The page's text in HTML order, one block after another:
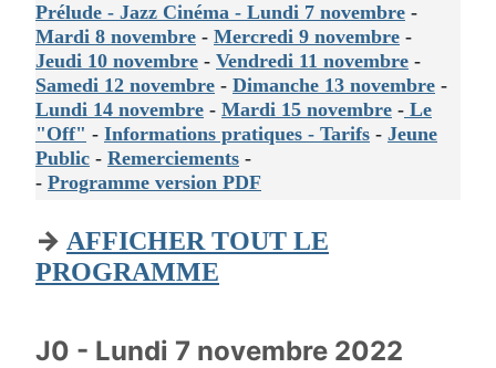
Prélude - Jazz Cinéma - Lundi 7 novembre -
Mardi 8 novembre - Mercredi 9 novembre -
Jeudi 10 novembre - Vendredi 11 novembre -
Samedi 12 novembre - Dimanche 13 novembre -
Lundi 14 novembre - Mardi 15 novembre - Le
"Off" - Informations pratiques - Tarifs - Jeune
Public - Remerciements -
- Programme version PDF
→ AFFICHER TOUT LE
PROGRAMME
J0 - Lundi 7 novembre 2022